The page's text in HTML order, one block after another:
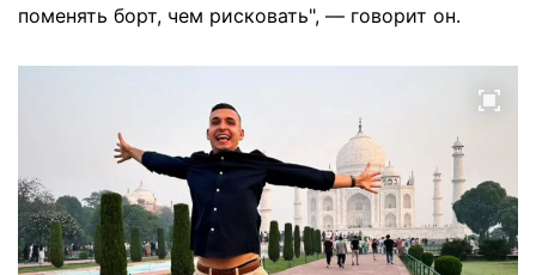
поменять борт, чем рисковать", — говорит он.